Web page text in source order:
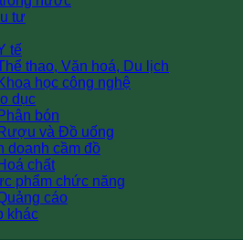
tư
tế
thao, Văn hoá, Du lịch
học công nghệ
dục
bón
và Đồ uống
doanh cầm đồ
chất
phẩm chức năng
cáo
khác